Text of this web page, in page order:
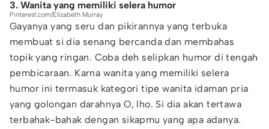
3. Wanita yang memiliki selera humor
Pinterest.com/Elizabeth Murray
Gayanya yang seru dan pikirannya yang terbuka
membuat si dia senang bercanda dan membahas
topik yang ringan. Coba deh selipkan humor di tengah
pembicaraan. Karna wanita yang memiliki selera
humor ini termasuk kategori tipe wanita idaman pria
yang golongan darahnya O, lho. Si dia akan tertawa
terbahak-bahak dengan sikapmu yang apa adanya.